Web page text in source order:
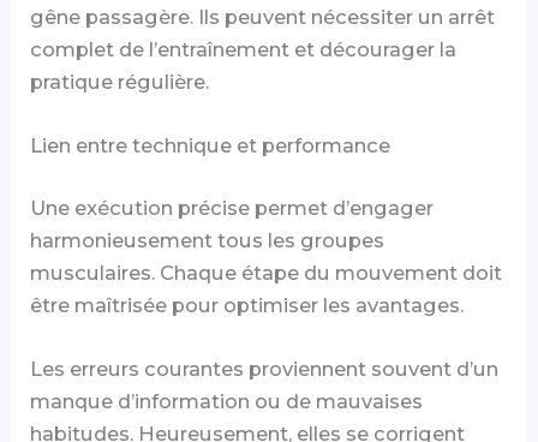
gêne passagère. Ils peuvent nécessiter un arrêt
complet de l’entraînement et décourager la
pratique régulière.
Lien entre technique et performance
Une exécution précise permet d’engager
harmonieusement tous les groupes
musculaires. Chaque étape du mouvement doit
être maîtrisée pour optimiser les avantages.
Les erreurs courantes proviennent souvent d’un
manque d’information ou de mauvaises
habitudes. Heureusement, elles se corrigent